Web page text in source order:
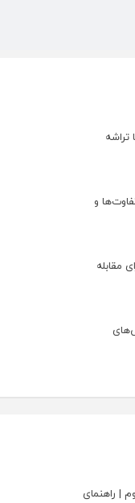
میت‌بوک فولد 2026 با تراشه
و
مقابله
| راهنمای